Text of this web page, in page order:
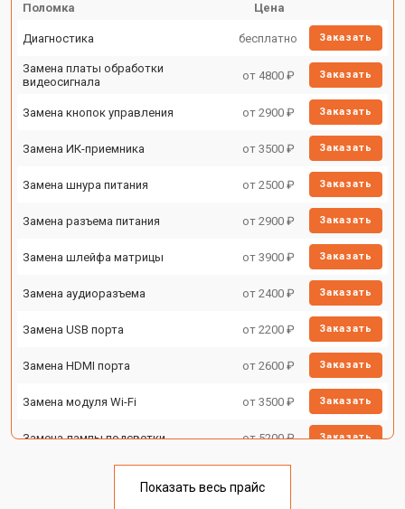
Поломка Цена
Диагностика бесплатно Заказать
Замена платы обработки
видеосигнала
от 4800 ₽ Заказать
Замена кнопок управления от 2900 ₽ Заказать
Замена ИК-приемника от 3500 ₽ Заказать
Замена шнура питания от 2500 ₽ Заказать
Замена разъема питания от 2900 ₽ Заказать
Замена шлейфа матрицы от 3900 ₽ Заказать
Замена аудиоразъема от 2400 ₽ Заказать
Замена USB порта от 2200 ₽ Заказать
Замена HDMI порта от 2600 ₽ Заказать
Замена модуля Wi-Fi от 3500 ₽ Заказать
Замена лампы подсветки от 5200 ₽ Заказать
Показать весь прайс